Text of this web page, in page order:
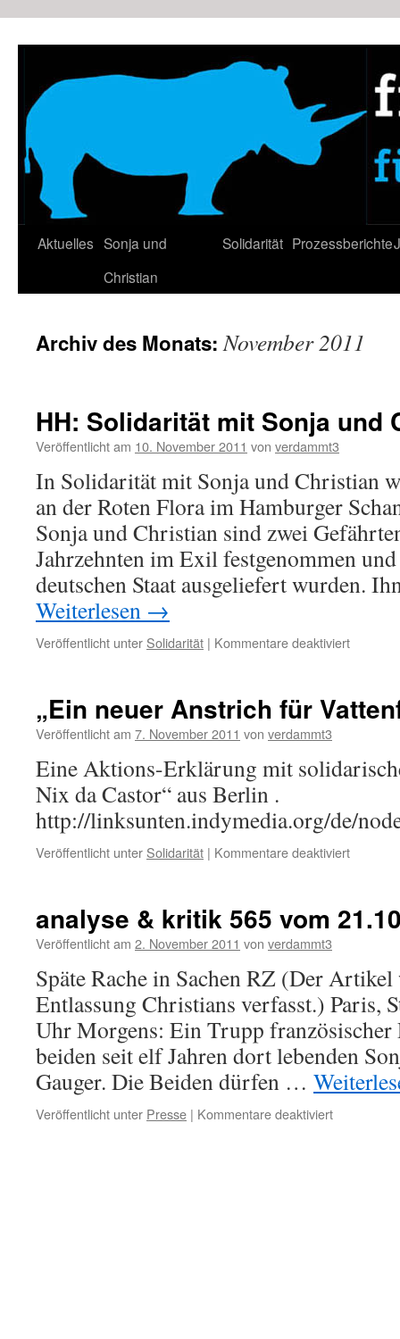
Aktuelles Sonja und
Christian
Solidarität Prozessberichte
Archiv des Monats:November 2011
HH: Solidarität mit Sonja und
Veröffentlicht am 10. November 2011 von verdammt3
In Solidarität mit Sonja und Christian
an der Roten Flora im Hamburger
Sonja und Christian sind zwei
Jahrzehnten im Exil festgenommen
deutschen Staat ausgeliefert wurden.
Weiterlesen →
Veröffentlicht unter Solidarität | Kommentare deaktiviertfür
Sonja
„Ein neuer Anstrich für
Veröffentlicht am 7. November 2011 von verdammt3
Eine Aktions-Erklärung mit
Nix da Castor“ aus Berlin .
http://linksunten.indymedia.org/de/
Veröffentlicht unter Solidarität | Kommentare deaktiviertfür
für
analyse & kritik 565 vom
Veröffentlicht am 2. November 2011 von verdammt3
Späte Rache in Sachen RZ (Der
Entlassung Christians verfasst.) Paris,
Uhr Morgens: Ein Trupp französischer
beiden seit elf Jahren dort lebenden
Gauger. Die Beiden dürfen …
Veröffentlicht unter Presse | Kommentare deaktiviertfür